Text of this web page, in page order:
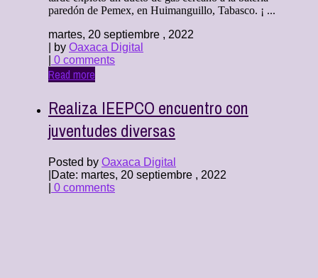
paredón de Pemex, en Huimanguillo, Tabasco. ¡ ...
martes, 20 septiembre , 2022
| by Oaxaca Digital
0 comments
Read more
Realiza IEEPCO encuentro con
juventudes diversas
Posted by Oaxaca Digital
Date: martes, 20 septiembre , 2022
0 comments